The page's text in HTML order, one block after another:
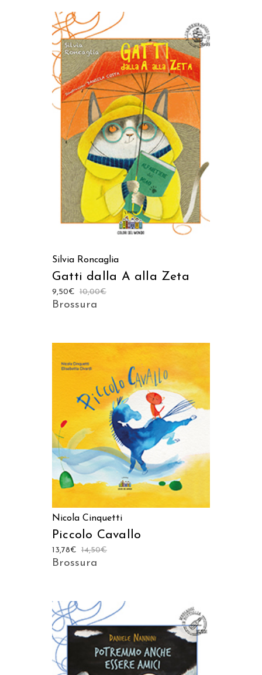
AGGIUNGI AL CARRELLO
Silvia Roncaglia
Gatti dalla A alla Zeta
10,00€
9,50€
Brossura
AGGIUNGI AL CARRELLO
Nicola Cinquetti
Piccolo Cavallo
14,50€
13,78€
Brossura